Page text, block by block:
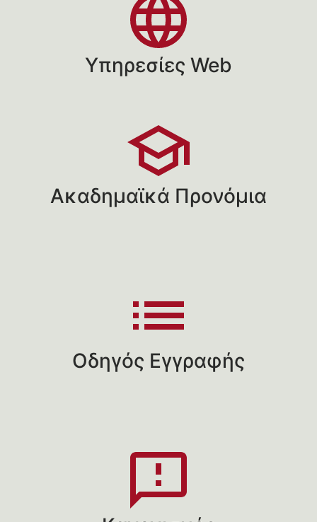
Υπηρεσίες Web
Ακαδημαϊκά Προνόμια
Οδηγός Εγγραφής